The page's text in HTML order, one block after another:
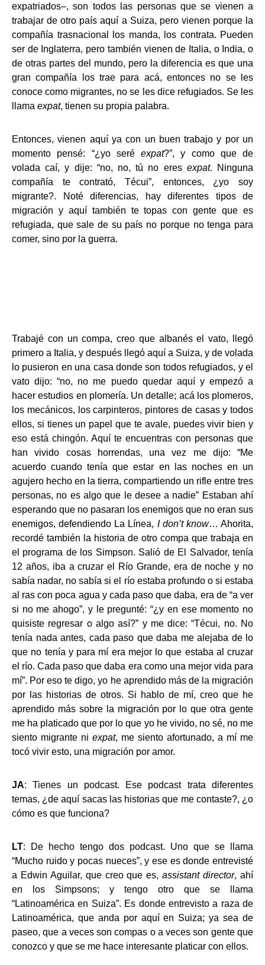
expatriados–, son todos las personas que se vienen a
trabajar de otro país aquí a Suiza, pero vienen porque la
compañía trasnacional los manda, los contrata. Pueden
ser de Inglaterra, pero también vienen de Italia, o India, o
de otras partes del mundo, pero la diferencia es que una
gran compañía los trae para acá, entonces no se les
conoce como migrantes, no se les dice refugiados. Se les
llama expat, tienen su propia palabra.
Entonces, vienen aquí ya con un buen trabajo y por un
momento pensé: “¿yo seré expat?”, y como que de
volada caí, y dije: “no, no, tú no eres expat. Ninguna
compañía te contrató, Técui”, entonces, ¿yo soy
migrante?. Noté diferencias, hay diferentes tipos de
migración y aquí también te topas con gente que es
refugiada, que sale de su país no porque no tenga para
comer, sino por la guerra.
Trabajé con un compa, creo que albanés el vato, llegó
primero a Italia, y después llegó aquí a Suiza, y de volada
lo pusieron en una casa donde son todos refugiados, y el
vato dijo: “no, no me puedo quedar aquí y empezó a
hacer estudios en plomería. Un detalle; acá los plomeros,
los mecánicos, los carpinteros, pintores de casas y todos
ellos, si tienes un papel que te avale, puedes vivir bien y
eso está chingón. Aquí te encuentras con personas que
han vivido cosas horrendas, una vez me dijo: “Me
acuerdo cuando tenía que estar en las noches en un
agujero hecho en la tierra, compartiendo un rifle entre tres
personas, no es algo que le desee a nadie” Estaban ahí
esperando que no pasaran los enemigos que no eran sus
enemigos, defendiendo La Línea, I don’t know… Ahorita,
recordé también la historia de otro compa que trabaja en
el programa de los Simpson. Salió de El Salvador, tenía
12 años, iba a cruzar el Río Grande, era de noche y no
sabía nadar, no sabía si el río estaba profundo o si estaba
al ras con poca agua y cada paso que daba, era de “a ver
si no me ahogo”, y le pregunté: “¿y en ese momento no
quisiste regresar o algo así?” y me dice: “Técui, no. No
tenía nada antes, cada paso que daba me alejaba de lo
que no tenía y para mí era mejor lo que estaba al cruzar
el río. Cada paso que daba era como una mejor vida para
mí”. Por eso te digo, yo he aprendido más de la migración
por las historias de otros. Si hablo de mí, creo que he
aprendido más sobre la migración por lo que otra gente
me ha platicado que por lo que yo he vivido, no sé, no me
siento migrante ni expat, me siento afortunado, a mí me
tocó vivir esto, una migración por amor.
JA: Tienes un podcast. Ese podcast trata diferentes
temas, ¿de aquí sacas las historias que me contaste?, ¿o
cómo es que funciona?
LT: De hecho tengo dos podcast. Uno que se llama
“Mucho ruido y pocas nueces”, y ese es donde entrevisté
a Edwin Aguilar, que creo que es,assistant director, ahí
en los Simpsons; y tengo otro que se llama
“Latinoamérica en Suiza”. Es donde entrevisto a raza de
Latinoamérica, que anda por aquí en Suiza; ya sea de
paseo, que a veces son compas o a veces son gente que
conozco y que se me hace interesante platicar con ellos.